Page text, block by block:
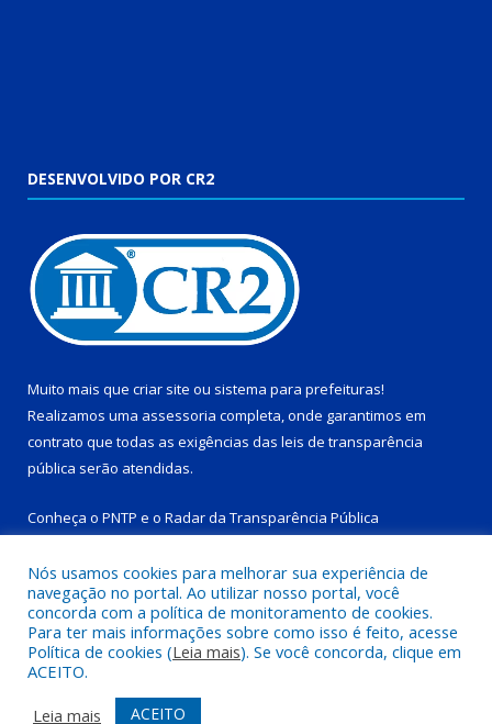
DESENVOLVIDO POR CR2
Muito mais que criar site ou sistema para prefeituras!
Realizamos uma assessoria completa, onde garantimos em
contrato que todas as exigências das leis de transparência
pública serão atendidas.
Conheça o PNTP e o Radar da Transparência Pública
Todos os direitos reservados a Prefeitura Municipal de Tucuruí-
PA.
Acessar Área Administrativa
Nós usamos cookies para melhorar sua experiência de
navegação no portal. Ao utilizar nosso portal, você
concorda com a política de monitoramento de cookies.
Para ter mais informações sobre como isso é feito, acesse
Política de cookies (Leia mais). Se você concorda, clique em
ACEITO.
Leia mais
ACEITO